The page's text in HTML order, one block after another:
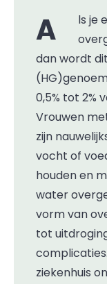
Als je extreem misselijk bent en veel
dan wordt
0,5% tot 2%
Vrouwen
zijn
vocht of
houden en
water
vorm van
tot
ziekenhuis